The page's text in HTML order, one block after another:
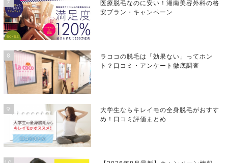
7
医療脱毛なのに安い！湘南美容外科の格
安プラン・キャンペーン
8
ラココの脱毛は「効果ない」ってホン
ト？口コミ・アンケート徹底調査
9
大学生ならキレイモの全身脱毛がおすす
め！口コミ評価まとめ